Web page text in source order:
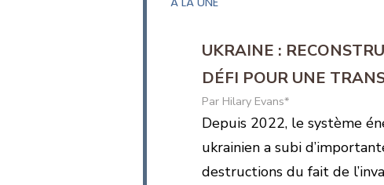
UKRAINE :
DÉFI POUR UNE
Hilary Evans*
Depuis 2022, le système
ukrainien a subi
destructions du fait de